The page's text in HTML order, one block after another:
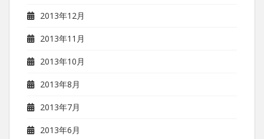
2013年12月
2013年11月
2013年10月
2013年8月
2013年7月
2013年6月